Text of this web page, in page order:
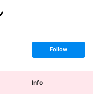
s
t
o
Follow
Info